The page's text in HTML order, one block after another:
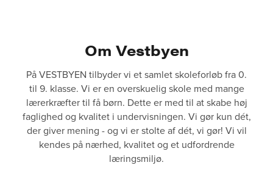
Om Vestbyen
På VESTBYEN tilbyder vi et samlet skoleforløb fra 0.
til 9. klasse. Vi er en overskuelig skole med mange
lærerkræfter til få børn. Dette er med til at skabe høj
faglighed og kvalitet i undervisningen. Vi gør kun dét,
der giver mening - og vi er stolte af dét, vi gør! Vi vil
kendes på nærhed, kvalitet og et udfordrende
læringsmiljø.